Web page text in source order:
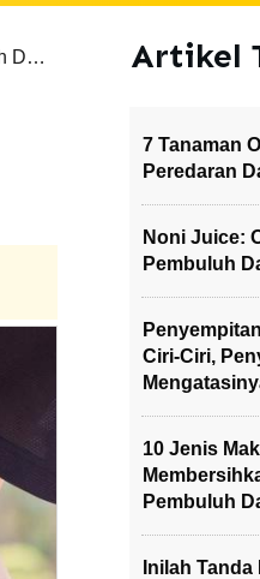
5 Tanda Awal Penyumbatan Pembuluh Darah Jantung Artikel
7 Tanaman
Peredaran
Noni Juice:
Pembuluh
Ciri-Ciri,
10 Jenis
Pembuluh
Inilah